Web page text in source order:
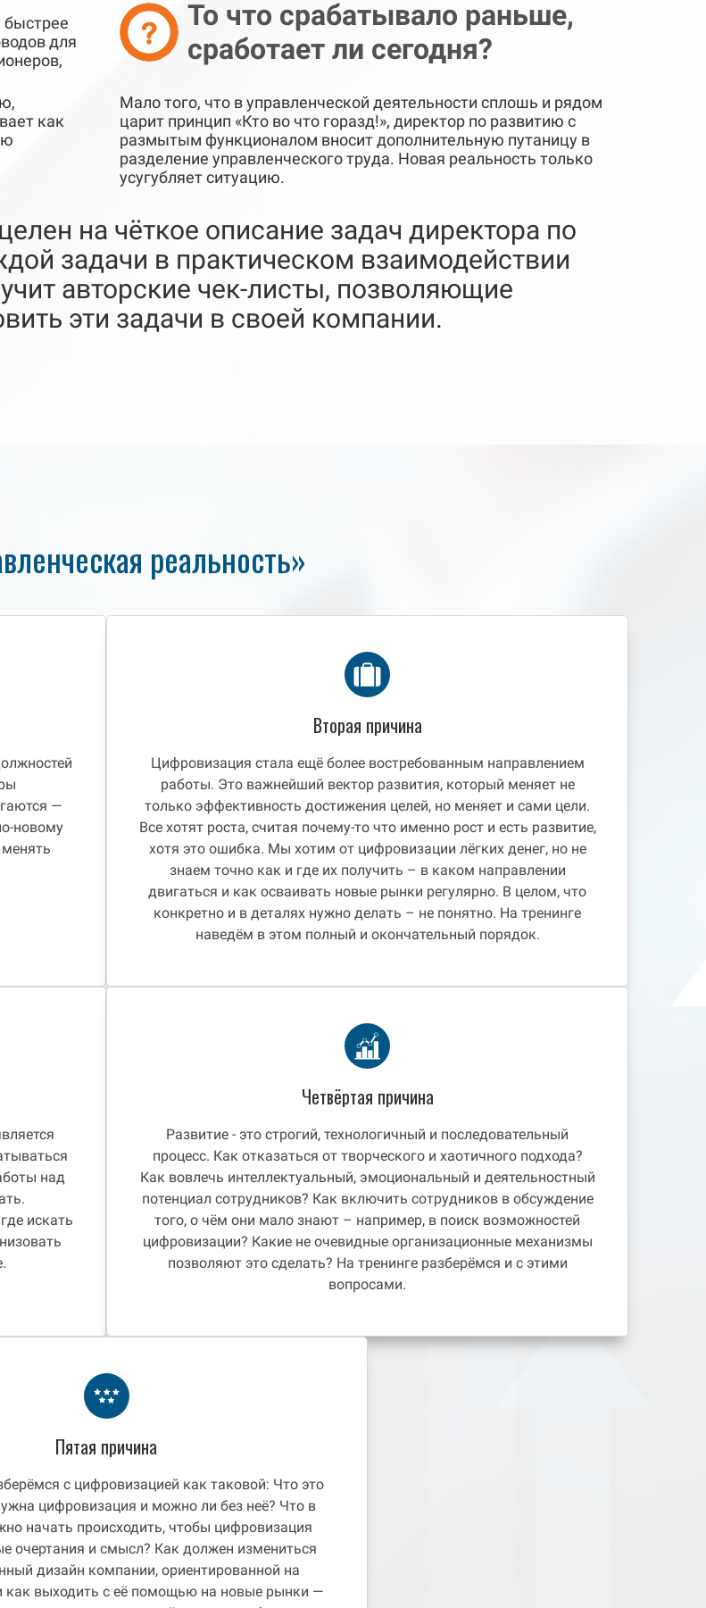
быстрее
для
как
То что срабатывало раньше,
сработает ли сегодня?
Мало того, что в управленческой деятельности сплошь и рядом
царит принцип «Кто во что горазд!», директор по развитию с
размытым функционалом вносит дополнительную путаницу в
разделение управленческого труда. Новая реальность только
усугубляет ситуацию.
на чёткое описание задач директора по
задачи в практическом взаимодействии
авторские чек-листы, позволяющие
эти задачи в своей компании.
реальность»
—
новому
Вторая причина
Цифровизация стала ещё более востребованным направлением
работы. Это важнейший вектор развития, который меняет не
только эффективность достижения целей, но меняет и сами цели.
Все хотят роста, считая почему-то что именно рост и есть развитие,
хотя это ошибка. Мы хотим от цифровизации лёгких денег, но не
знаем точно как и где их получить – в каком направлении
двигаться и как осваивать новые рынки регулярно. В целом, что
конкретно и в деталях нужно делать – не понятно. На тренинге
наведём в этом полный и окончательный порядок.
над
искать
Четвёртая причина
Развитие - это строгий, технологичный и последовательный
процесс. Как отказаться от творческого и хаотичного подхода?
Как вовлечь интеллектуальный, эмоциональный и деятельностный
потенциал сотрудников? Как включить сотрудников в обсуждение
того, о чём они мало знают – например, в поиск возможностей
цифровизации? Какие не очевидные организационные механизмы
позволяют это сделать? На тренинге разберёмся и с этими
вопросами.
Пятая причина
с цифровизацией как таковой: Что это
цифровизация и можно ли без неё? Что в
начать происходить, чтобы цифровизация
очертания и смысл? Как должен измениться
дизайн компании, ориентированной на
как выходить с её помощью на новые рынки —